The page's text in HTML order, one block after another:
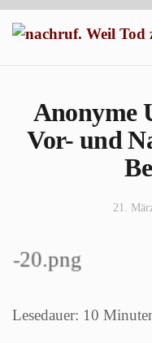
Anonyme
Vor- und
21.